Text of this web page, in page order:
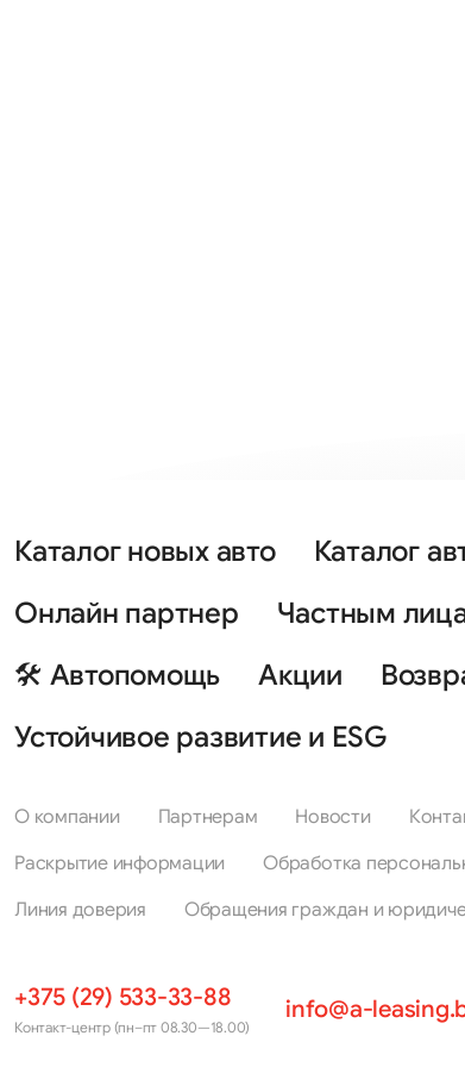
Каталог новых авто
Каталог
Онлайн партнер
Частным
🛠 Автопомощь
Акции
Устойчивое развитие и ESG
О компании Партнерам Новости
Раскрытие информации
Обработка
Линия доверия
Обращения граждан и
+375 (29) 533-33-88
Контакт-центр (пн–пт 08.30—18.00)
info@a-